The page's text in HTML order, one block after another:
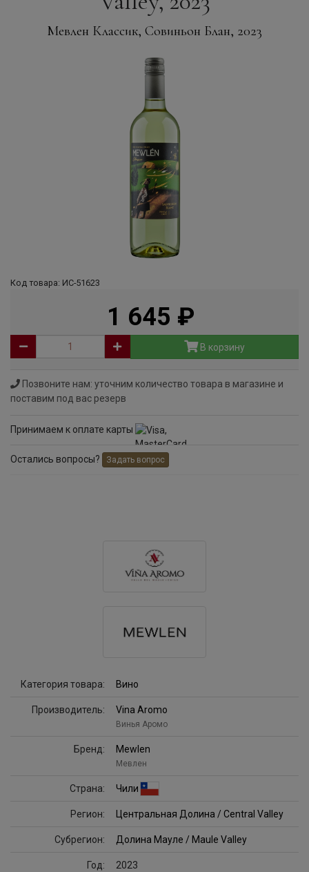
Мевлен Классик, Совиньон Блан, 2023
Код товара: ИС-51623
1 645
В корзину
Позвоните нам: уточним количество товара в магазине и
поставим под вас резерв
Принимаем к оплате карты
Остались вопросы? Задать вопрос
Категория товара: Вино
Производитель: Vina Aromo
Винья Аромо
Бренд: Mewlen
Мевлен
Страна: Чили
Регион: Центральная Долина / Central Valley
Субрегион: Долина Мауле / Maule Valley
Год: 2023